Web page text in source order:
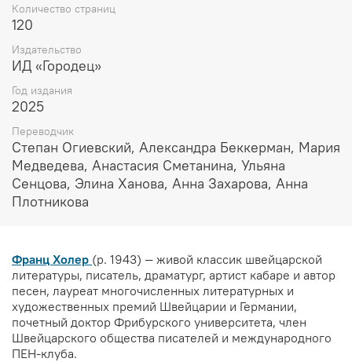
Количество страниц
120
Издательство
ИД «Городец»
Год издания
2025
Переводчик
Степан Огиевский, Александра Беккерман, Мария
Медведева, Анастасия Сметанина, Ульяна
Сенцова, Элина Ханова, Анна Захарова, Анна
Плотникова
Франц Холер (р. 1943) — живой классик швейцарской
литературы, писатель, драматург, артист кабаре и автор
песен, лауреат многочисленных литературных и
художественных премий Швейцарии и Германии,
почетный доктор Фрибурского университета, член
Швейцарского общества писателей и международного
ПЕН-клуба.